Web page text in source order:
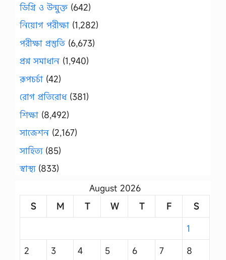
ডিগ্রি ও উন্মুক্ত (642)
নিয়োগ পরীক্ষা (1,282)
পরীক্ষা প্রস্তুতি (6,673)
প্রশ্ন সমাধান (1,940)
রূপচর্চা (42)
রোগ প্রতিরোধ(381)
শিক্ষা (8,492)
সাজেশন (2,167)
সাহিত্য(85)
স্বাস্থ্য(833)
August 2026
S
M T W T F
S
1
2
3 4 5 6 7 8